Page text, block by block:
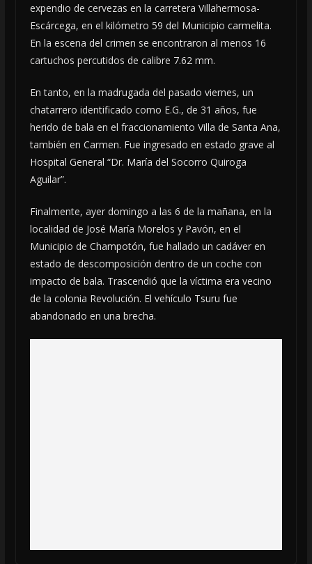
expendio de cervezas en la carretera Villahermosa-
Escárcega, en el kilómetro 59 del Municipio carmelita.
En la escena del crimen se encontraron al menos 16
cartuchos percutidos de calibre 7.62 mm.
En tanto, en la madrugada del pasado viernes, un
chatarrero identificado como E.G., de 31 años, fue
herido de bala en el fraccionamiento Villa de Santa Ana,
también en Carmen. Fue ingresado en estado grave al
Hospital General “Dr. María del Socorro Quiroga
Aguilar”.
Finalmente, ayer domingo a las 6 de la mañana, en la
localidad de José María Morelos y Pavón, en el
Municipio de Champotón, fue hallado un cadáver en
estado de descomposición dentro de un coche con
impacto de bala. Trascendió que la víctima era vecino
de la colonia Revolución. El vehículo Tsuru fue
abandonado en una brecha.